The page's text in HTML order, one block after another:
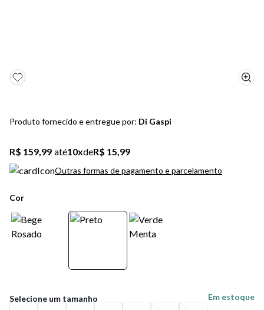
Produto fornecido e entregue por: Di Gaspi
R$ 159,99 até10xdeR$ 15,99
Outras formas de pagamento e parcelamento
Cor
Em estoque